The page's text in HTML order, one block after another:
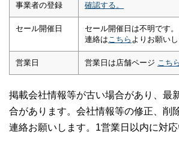
事業者の登録
確認する。
セール開催日
セール開催日は不明です
連絡は こちら よりお願い
営業日 営業日は店舗ページ こちら
掲載会社情報等が古い場合があり、最
合があります。会社情報等の修正、削
連絡お願いします。1営業日以内に対応